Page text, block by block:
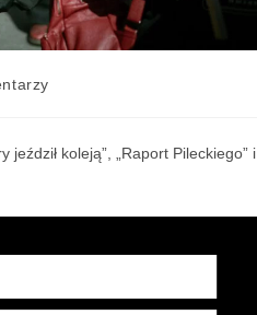
koleją”, „Raport Pileckiego” i